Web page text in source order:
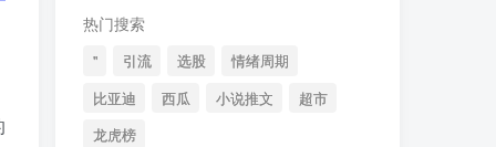
热门搜索
" 引流 选股
情绪周期
比亚迪
西瓜 小说推文
超市
龙虎榜
6 全程图解超详细！何为打板以及打板战法的精髓